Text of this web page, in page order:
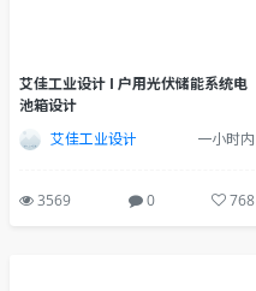
艾佳工业设计 I 户用光伏储能系统电
池箱设计
艾佳工业设计
一小时内
3569 0 768